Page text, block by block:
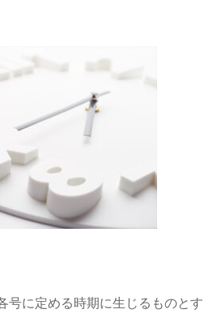
号に定める時期に生じるものとす